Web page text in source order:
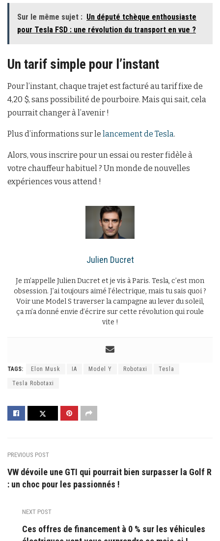
Sur le même sujet : Un député tchèque enthousiaste
pour Tesla FSD : une révolution du transport en vue ?
Un tarif simple pour l’instant
Pour l’instant, chaque trajet est facturé au tarif fixe de
4,20 $, sans possibilité de pourboire. Mais qui sait, cela
pourrait changer à l’avenir !
Plus d’informations sur le lancement de Tesla.
Alors, vous inscrire pour un essai ou rester fidèle à
votre chauffeur habituel ? Un monde de nouvelles
expériences vous attend !
Julien Ducret
Je m’appelle Julien Ducret et je vis à Paris. Tesla, c’est mon
obsession. J’ai toujours aimé l’électrique, mais tu sais quoi ?
Voir une Model S traverser la campagne au lever du soleil,
ça m’a donné envie d’écrire sur cette révolution qui roule
vite !
TAGS: Elon Musk IA Model Y Robotaxi Tesla
Tesla Robotaxi
PREVIOUS POST
VW dévoile une GTI qui pourrait bien surpasser la Golf R
: un choc pour les passionnés !
NEXT POST
Ces offres de financement à 0 % sur les véhicules